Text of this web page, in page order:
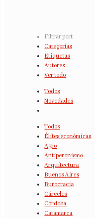
Filtrar port
Categorías
Etiquetas
Autores
Ver todo
Todos
Novedades
Todos
Élites económicas
Agro
Antiperonismo
Arquitectura
Buenos Aires
Burocracia
Cárceles
Córdoba
Catamarca